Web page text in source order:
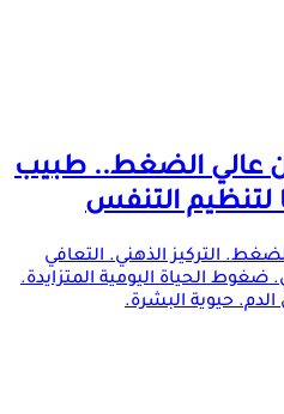
عالي الضغط.. طبيب
لتنظيم التنفس
التركيز الذهني. التعافي
الحياة اليومية المتزايدة.
حيوية البشرة.